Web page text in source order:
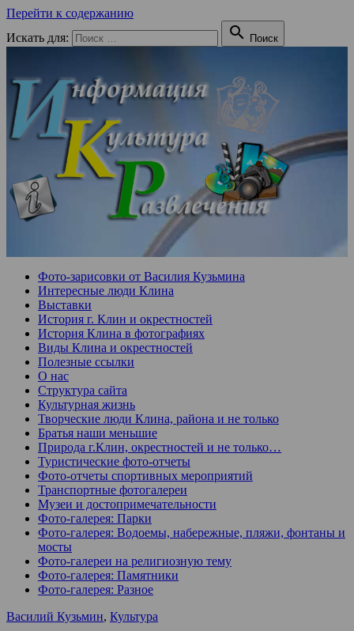
Перейти к содержанию
Искать для:
 Поиск
Фото-зарисовки от Василия Кузьмина
Интересные люди Клина
Выставки
История г. Клин и окрестностей
История Клина в фотографиях
Виды Клина и окрестностей
Полезные ссылки
О нас
Структура сайта
Культурная жизнь
Творческие люди Клина, района и не только
Братья наши меньшие
Природа г.Клин, окрестностей и не только…
Туристические фото-отчеты
Фото-отчеты спортивных мероприятий
Транспортные фотогалереи
Музеи и достопримечательности
Фото-галерея: Парки
Фото-галерея: Водоемы, набережные, пляжи, фонтаны и
мосты
Фото-галереи на религиозную тему
Фото-галерея: Памятники
Фото-галерея: Разное
Василий Кузьмин, Культура